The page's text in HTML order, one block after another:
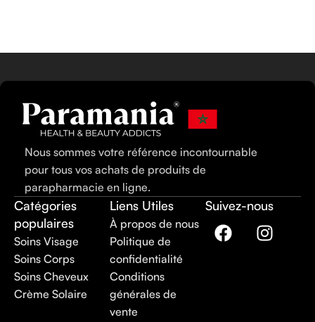
Nous sommes votre référence incontournable
pour tous vos achats de produits de
parapharmacie en ligne.
Catégories
populaires
Soins Visage
Soins Corps
Soins Cheveux
Crème Solaire
Liens Utiles
À propos de nous
Politique de
confidentialité
Conditions
générales de
vente
Suivez-nous